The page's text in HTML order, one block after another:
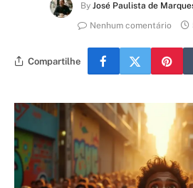
By José Paulista de
Nenhum comentário
Compartilhe